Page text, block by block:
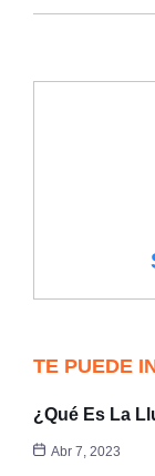
TE PUEDE
¿Qué Es La
Abr 7, 2023